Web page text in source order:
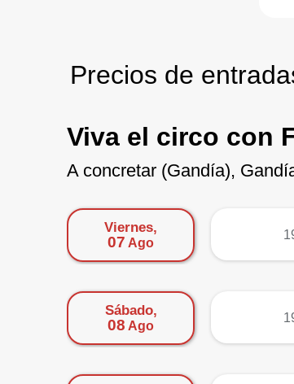
Precios de
Viva el circo con
A concretar (Gandía),
Viernes,
07 Ago
Sábado,
08 Ago